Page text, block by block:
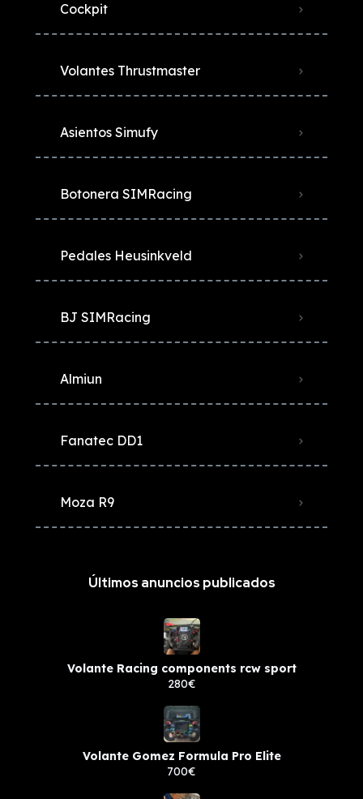
Cockpit
Volantes Thrustmaster
Asientos Simufy
Botonera SIMRacing
Pedales Heusinkveld
BJ SIMRacing
Almiun
Fanatec DD1
Moza R9
Últimos anuncios publicados
Volante Racing components rcw sport
280€
Volante Gomez Formula Pro Elite
700€